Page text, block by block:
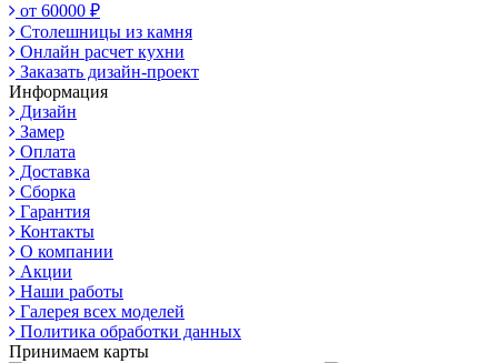
от 60000 ₽
Столешницы из камня
Онлайн расчет кухни
Заказать дизайн-проект
Информация
Дизайн
Замер
Оплата
Доставка
Сборка
Гарантия
Контакты
О компании
Акции
Наши работы
Галерея всех моделей
Политика обработки данных
Принимаем карты